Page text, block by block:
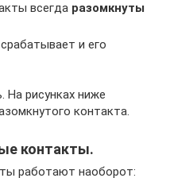
всегда разомкнуты
и его
На рисунках ниже
контакта.
контакты.
работают наоборот: